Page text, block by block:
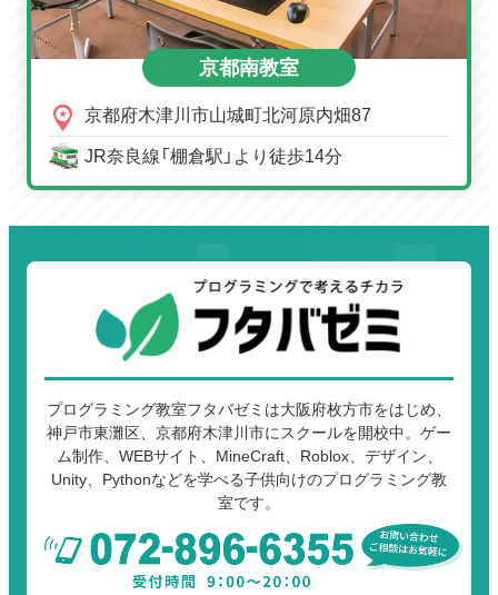
京都南教室
京都府木津川市山城町北河原内畑87
JR奈良線「棚倉駅」より徒歩14分
プログラミング教室フタバゼミは大阪府枚方市をはじめ、
神戸市東灘区、京都府木津川市にスクールを開校中。ゲー
ム制作、WEBサイト、MineCraft、Roblox、デザイン、
Unity、Pythonなどを学べる子供向けのプログラミング教
室です。